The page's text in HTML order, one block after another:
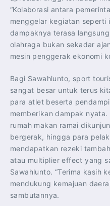
“Kolaborasi antara
menggelar kegiatan seperti
dampaknya terasa
olahraga bukan sekadar
mesin penggerak ekonomi
Bagi Sawahlunto, sport
sangat besar untuk terus
para atlet beserta
memberikan dampak
rumah makan ramai
bergerak, hingga para
mendapatkan rezeki
atau multiplier effect yang
Sawahlunto. “Terima kasih
mendukung kemajuan
sambutannya.